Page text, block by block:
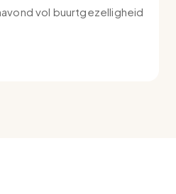
vol buurtgezelligheid